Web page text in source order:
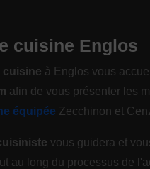
cuisine Englos
cuisine à Englos vous
afin de vous présenter les
équipée Zecchinon et
vous guidera et
au long du processus de